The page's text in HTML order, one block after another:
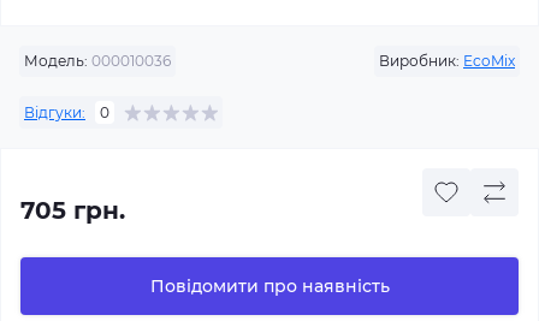
Модель: 000010036 Виробник: EcoMix
Відгуки: 0
705 грн.
Повідомити про наявність